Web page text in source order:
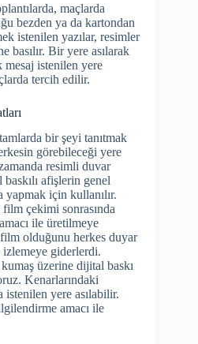
maçlarda
bezden ya da kartondan
istenilen yazılar, resimler
basılır. Bir yere asılarak
istenilen yere
tercih edilir.
bir şeyi tanıtmak
görebileceği yere
resimli duvar
afişlerin genel
yapmak için kullanılır.
çekimi sonrasında
ile üretilmeye
film olduğunu herkes duyar
giderlerdi.
üzerine dijital baskı
Kenarlarındaki
istenilen yere asılabilir.
amacı ile